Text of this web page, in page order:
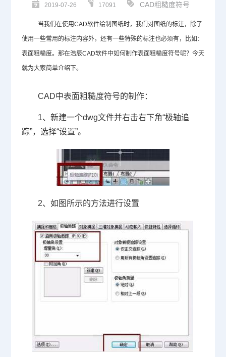
2019-07-26 17091 CAD粗糙度符号
当我们在使用CAD软件绘制图纸时，我们对图纸的标注，除了
使用一些常用的标注内容外，还有一些特殊的标注也必须有，比如：
表面粗糙度。那在浩辰CAD软件中如何制作表面粗糙度符号呢？今天
就为大家简单介绍下。
CAD中表面粗糙度符号的制作：
1、新建一个dwg文件并右击右下角“极轴追
踪”，选择“设置”。
2、如图所示的方法进行设置